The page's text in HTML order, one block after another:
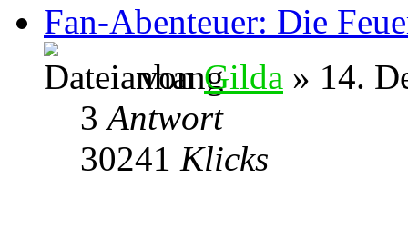
Fan-Abenteuer: Die
vonGilda » 14.
3Antwort
30241 Klicks